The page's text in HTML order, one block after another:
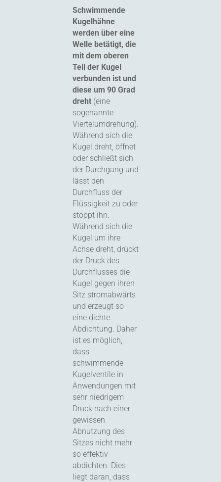
Schwimmende
Kugelhähne
werden über eine
Welle betätigt, die
mit dem oberen
Teil der Kugel
verbunden ist und
diese um 90 Grad
dreht (eine
sogenannte
Viertelumdrehung).
Während sich die
Kugel dreht, öffnet
oder schließt sich
der Durchgang und
lässt den
Durchfluss der
Flüssigkeit zu oder
stoppt ihn.
Während sich die
Kugel um ihre
Achse dreht, drückt
der Druck des
Durchflusses die
Kugel gegen ihren
Sitz stromabwärts
und erzeugt so
eine dichte
Abdichtung. Daher
ist es möglich,
dass
schwimmende
Kugelventile in
Anwendungen mit
sehr niedrigem
Druck nach einer
gewissen
Abnutzung des
Sitzes nicht mehr
so effektiv
abdichten. Dies
liegt daran, dass